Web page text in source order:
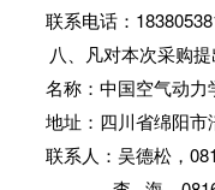
联系电话：
八、凡对本次采购
名称：中国空气动力
地址：四川省绵阳
联系人：吴德松，